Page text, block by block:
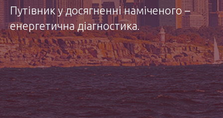
Путівник у досягненні наміченого –
енергетична діагностика.